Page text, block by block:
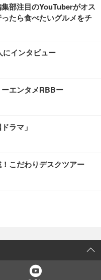
部注目のYouTuberがオス
たら食べたいグルメをチ
にインタビュー
ーエンタメRBBー
ラマ」
こだわりデスクツアー